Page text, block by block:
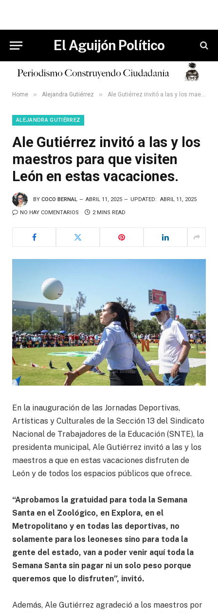
El Aguijón Político
Home » Alejandra Gutiérrez » Ale Gutiérrez invitó a las y los maestros para que visiten León en estas vacaciones.
ALEJANDRA GUTIÉRREZ
Ale Gutiérrez invitó a las y los
maestros para que visiten
León en estas vacaciones.
BY COCO BERNAL ABRIL 11, 2025 UPDATED: ABRIL 11, 2025
NO HAY COMENTARIOS 2 MINS READ
En la inauguración de las Jornadas Deportivas,
Artísticas y Culturales de la Sección 13 del Sindicato
Nacional de Trabajadores de la Educación (SNTE), la
presidenta municipal, Ale Gutiérrez invitó a las y los
maestros a que en estas vacaciones disfruten de
León y de todos los espacios públicos que ofrece.
“Aprobamos la gratuidad para toda la Semana
Santa en el Zoológico, en Explora, en el
Metropolitano y en todas las deportivas, no
solamente para los leoneses sino para toda la
gente del estado, van a poder venir aquí toda la
Semana Santa sin pagar ni un solo peso porque
queremos que lo disfruten”, invitó.
Además, Ale Gutiérrez agradeció a los maestros por